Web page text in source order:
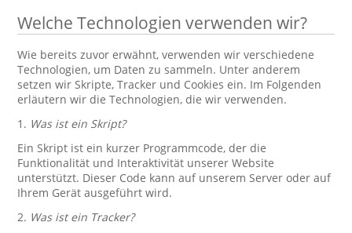
Welche Technologien verwenden wir?
Wie bereits zuvor erwähnt, verwenden wir verschiedene
Technologien, um Daten zu sammeln. Unter anderem
setzen wir Skripte, Tracker und Cookies ein. Im Folgenden
erläutern wir die Technologien, die wir verwenden.
1. Was ist ein Skript?
Ein Skript ist ein kurzer Programmcode, der die
Funktionalität und Interaktivität unserer Website
unterstützt. Dieser Code kann auf unserem Server oder auf
Ihrem Gerät ausgeführt wird.
2. Was ist ein Tracker?